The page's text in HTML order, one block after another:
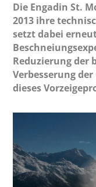
Die Engadin St.
2013 ihre
setzt dabei
Reduzierung der
Verbesserung
dieses